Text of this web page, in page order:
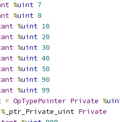
%uint 7
%uint 8
%uint 10
%uint 20
%uint 30
%uint 40
%uint 50
%uint 90
%uint 99
= OpTypePointer Private %
% _ptr_Private_uint Private